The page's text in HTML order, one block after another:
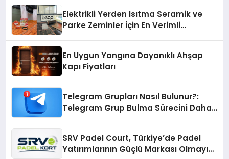
Elektrikli Yerden Isıtma Seramik ve
Parke Zeminler İçin En Verimli
En Uygun Yangına Dayanıklı Ahşap
Kapı Fiyatları
Telegram Grupları Nasıl Bulunur?:
Telegram Grup Bulma Sürecini Daha
SRV Padel Court, Türkiye’de Padel
Yatırımlarının Güçlü Markası Olmayı